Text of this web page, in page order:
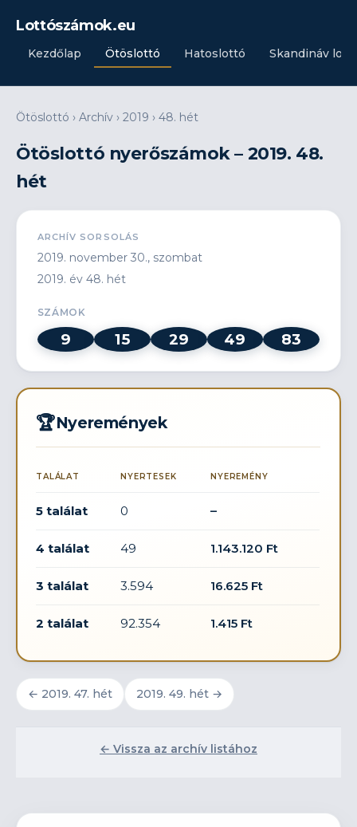
Lottószámok.eu
Kezdőlap Ötöslottó Hatoslottó Skandináv
Ötöslottó › Archív › 2019 › 48. hét
Ötöslottó nyerőszámok – 2019. 48.
hét
ARCHÍV SORSOLÁS
2019. november 30., szombat
2019. év 48. hét
SZÁMOK
9 15 29 49 83
🏆Nyeremények
TALÁLAT NYERTESEK NYEREMÉNY
5 találat 0 –
4 találat 49 1.143.120 Ft
3 találat 3.594 16.625 Ft
2 találat 92.354 1.415 Ft
← 2019. 47. hét 2019. 49. hét →
← Vissza az archív listához